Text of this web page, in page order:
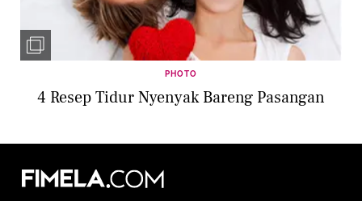
PHOTO
4 Resep Tidur Nyenyak Bareng Pasangan